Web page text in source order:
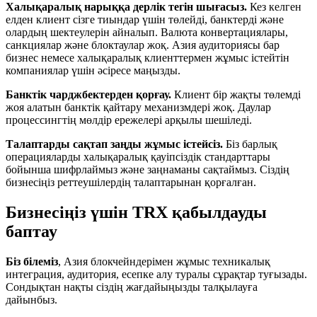
Халықаралық нарыққа дерлік тегін шығасыз. Кез келген
елден клиент сізге тиындар үшін төлейді, банктерді және
олардың шектеулерін айналып. Валюта конвертациялары,
санкциялар және блоктаулар жоқ. Азия аудиториясы бар
бизнес немесе халықаралық клиенттермен жұмыс істейтін
компаниялар үшін әсіресе маңызды.
Банктік чарджбектерден қорғау. Клиент бір жақты төлемді
жоя алатын банктік қайтару механизмдері жоқ. Даулар
процессингтің мөлдір ережелері арқылы шешіледі.
Талаптарды сақтап заңды жұмыс істейсіз. Біз барлық
операцияларды халықаралық қауіпсіздік стандарттары
бойынша шифрлаймыз және заңнаманы сақтаймыз. Сіздің
бизнесіңіз реттеушілердің талаптарынан қорғалған.
Бизнесіңіз үшін TRX қабылдауды
баптау
Біз білеміз, Азия блокчейндерімен жұмыс техникалық
интеграция, аудитория, есепке алу туралы сұрақтар туғызады.
Сондықтан нақты сіздің жағдайыңызды талқылауға
дайынбыз.